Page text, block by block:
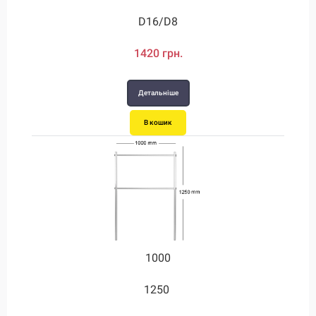
D16/D8
1420 грн.
Детальніше
В кошик
1000
1250
D28/D12
2480 грн.
Детальніше
В кошик
1000
3.5